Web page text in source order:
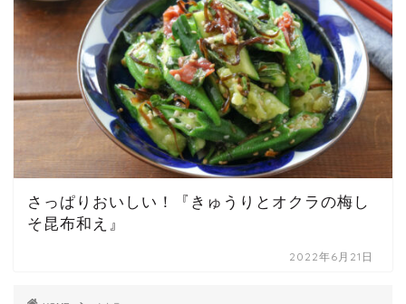
さっぱりおいしい！『きゅうりとオクラの梅し
そ昆布和え』
2022年6月21日